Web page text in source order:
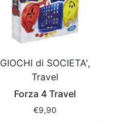
GIOCHI di SOCIETA',
Travel
Forza 4 Travel
€9,90